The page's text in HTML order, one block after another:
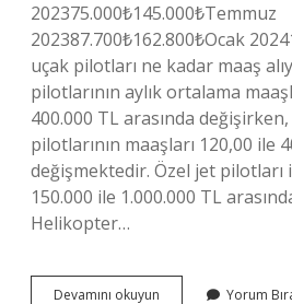
202375.000₺145.000₺Temmuz
202387.700₺162.800₺Ocak
uçak pilotları ne kadar maaş
pilotlarının aylık ortalama
400.000 TL arasında
pilotlarının maaşları 120,00 ile
değişmektedir. Özel jet pilotları
150.000 ile 1.000.000 TL
Helikopter…
Devamını okuyun Helikopter Yorum